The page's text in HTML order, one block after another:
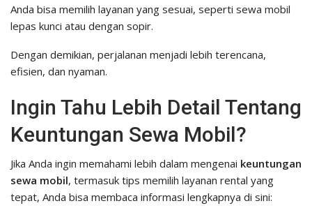
Anda bisa memilih layanan yang sesuai, seperti sewa mobil
lepas kunci atau dengan sopir.
Dengan demikian, perjalanan menjadi lebih terencana,
efisien, dan nyaman.
Ingin Tahu Lebih Detail Tentang
Keuntungan Sewa Mobil?
Jika Anda ingin memahami lebih dalam mengenai keuntungan
sewa mobil, termasuk tips memilih layanan rental yang
tepat, Anda bisa membaca informasi lengkapnya di sini: